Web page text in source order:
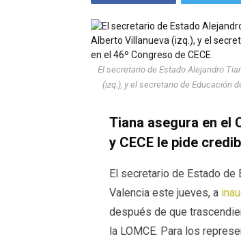
El secretario de Estado Alejandro
(izq.), y el secretario de Educación
Tiana asegura en el
y CECE le pide
El secretario de Estado de
Valencia este jueves, a
después de que
la LOMCE. Para los